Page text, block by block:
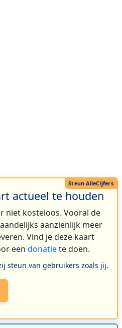
actueel te houden
niet kosteloos. Vooral de
aanzienlijk meer
Vind je deze kaart
een donatiete doen.
steun van gebruikers zoals jij.